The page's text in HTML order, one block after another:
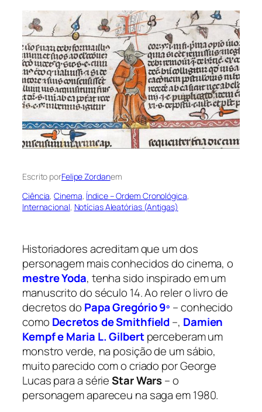
Escrito porFelipe Zordanem
Ciência, Cinema, Índice – Ordem Cronológica
Internacional, Notícias Aleatórias (Antigas)
Historiadores acreditam que um dos
personagem mais conhecidos do cinema, o
mestre Yoda, tenha sido inspirado em um
manuscrito do século 14. Ao reler o livro de
decretos do Papa Gregório 9º – conhecido
como Decretos de Smithfield–, Damien
Kempf e Maria L. Gilbertperceberam um
monstro verde, na posição de um sábio,
muito parecido com o criado por George
Lucas para a sérieStar Wars– o
personagem apareceu na saga em 1980.